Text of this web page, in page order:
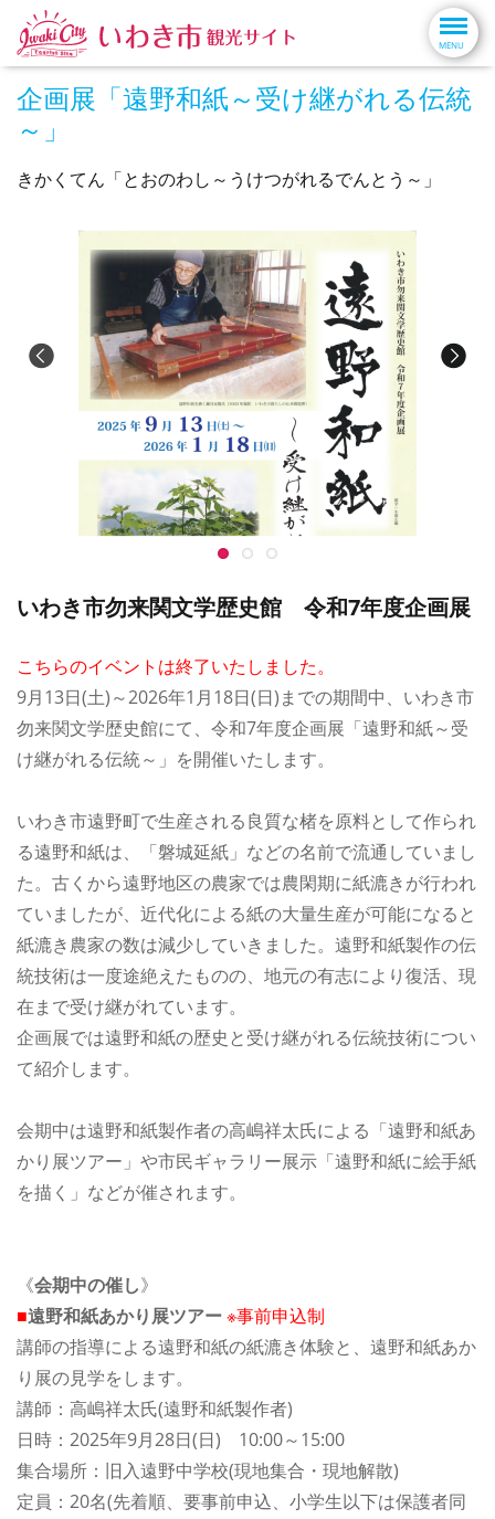
企画展「遠野和紙～受け継がれる伝統
～」
きかくてん「とおのわし～うけつがれるでんとう～」
いわき市勿来関文学歴史館 令和7年度企画展
こちらのイベントは終了いたしました。
9月13日(土)～2026年1月18日(日)までの期間中、いわき市
勿来関文学歴史館にて、令和7年度企画展「遠野和紙～受
け継がれる伝統～」を開催いたします。
いわき市遠野町で生産される良質な楮を原料として作られ
る遠野和紙は、「磐城延紙」などの名前で流通していまし
た。古くから遠野地区の農家では農閑期に紙漉きが行われ
ていましたが、近代化による紙の大量生産が可能になると
紙漉き農家の数は減少していきました。遠野和紙製作の伝
統技術は一度途絶えたものの、地元の有志により復活、現
在まで受け継がれています。
企画展では遠野和紙の歴史と受け継がれる伝統技術につい
て紹介します。
会期中は遠野和紙製作者の高嶋祥太氏による「遠野和紙あ
かり展ツアー」や市民ギャラリー展示「遠野和紙に絵手紙
を描く」などが催されます。
《会期中の催し》
■遠野和紙あかり展ツアー※事前申込制
講師の指導による遠野和紙の紙漉き体験と、遠野和紙あか
り展の見学をします。
講師：高嶋祥太氏(遠野和紙製作者)
日時：2025年9月28日(日) 10:00～15:00
集合場所：旧入遠野中学校(現地集合・現地解散)
定員：20名(先着順、要事前申込、小学生以下は保護者同